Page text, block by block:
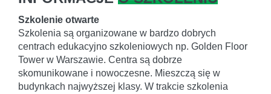
Szkolenie otwarte
Szkolenia są organizowane w bardzo dobrych
centrach edukacyjno szkoleniowych np. Golden Floor
Tower w Warszawie. Centra są dobrze
skomunikowane i nowoczesne. Mieszczą się w
budynkach najwyższej klasy. W trakcie szkolenia